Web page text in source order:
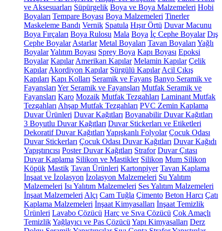
ve Aksesuarları Süpürgelik Boya ve Boya Malzemeleri Hobi
Boyaları Tempare Boyası Boya Malzemeleri Tinerler
Maskeleme Bandı Vernik Spatula Hışır Örtü Duvar Macunu
Boya Fırçaları Boya Rulosu Mala Boya İç Cephe Boyalar Dış
Cephe Boyalar Astarlar Metal Boyaları Tavan Boyaları Yağlı
BoyalarYalıtım Boyası Sprey Boya Kapı Boyası Epoksi
Boyalar Kapılar Amerikan Kapılar Melamin Kapılar Çelik
Kapılar Akordiyon Kapılar Sürgülü Kapılar Acil Çıkış
Kapıları Kapı Kolları Seramik ve Fayans Banyo Seramik ve
Fayansları Yer Seramik ve Fayansları Mutfak Seramik ve
Fayansları Karo Mozaik Mutfak Tezgahları Laminant Mutfak
Tezgahları Ahşap Mutfak Tezgahları PVC Zemin Kaplama
Duvar Ürünleri Duvar Kağıtları Boyanabilir Duvar Kağıtları
3 Boyutlu Duvar Kağıtları Duvar Stickerları ve Etiketleri
Dekoratif Duvar Kağıtları Yapışkanlı Folyolar Çocuk Odası
Duvar Stickerları Çocuk Odası Duvar Kağıtları Duvar Kağıdı
Yapıştırıcısı Poster Duvar Kağıtları Strafor Duvar Çıtası
Duvar Kaplama Silikon ve Mastikler Silikon Mum Silikon
Köpük Mastik Tavan Ürünleri Kartonpiyer Tavan Kaplama
İnşaat ve İzolasyon İzolasyon Malzemeleri Su Yalıtım
Malzemeleri Isı Yalıtım Malzemeleri Ses Yalıtım Malzemeleri
İnşaat Malzemeleri Alçı Cam Tuğla Çimento Beton Harcı Çatı
Kaplama Malzemeleri İnşaat Kimyasalları İnşaat Temizlik
Ürünleri Lavabo Çözücü Harç ve Sıva Çözücü Çok Amaçlı
TemizlikYağlayıcı ve Pas Çözücü Yapı Kimyasalları Derz